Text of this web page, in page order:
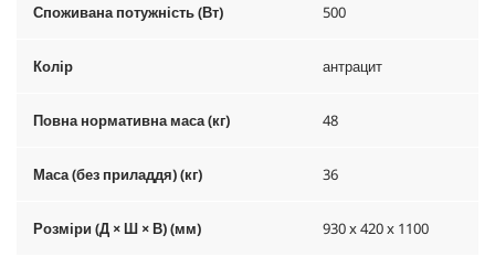
Споживана потужність (Вт) 500
Колір антрацит
Повна нормативна маса (кг) 48
Маса (без приладдя) (кг) 36
Розміри (Д × Ш × В) (мм) 930 x 420 x 1100